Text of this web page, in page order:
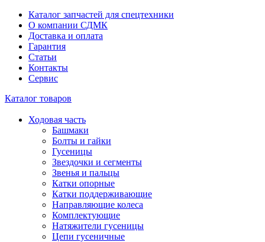
Каталог запчастей для спецтехники
О компании СДМК
Доставка и оплата
Гарантия
Статьи
Контакты
Сервис
Каталог товаров
Ходовая часть
Башмаки
Болты и гайки
Гусеницы
Звездочки и сегменты
Звенья и пальцы
Катки опорные
Катки поддерживающие
Направляющие колеса
Комплектующие
Натяжители гусеницы
Цепи гусеничные